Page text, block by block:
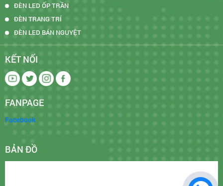
ĐÈN LED ỐP TRẦN
ĐÈN TRANG TRÍ
ĐÈN LED BÁN NGUYỆT
KẾT NỐI
FANPAGE
Facebook
BẢN ĐỒ